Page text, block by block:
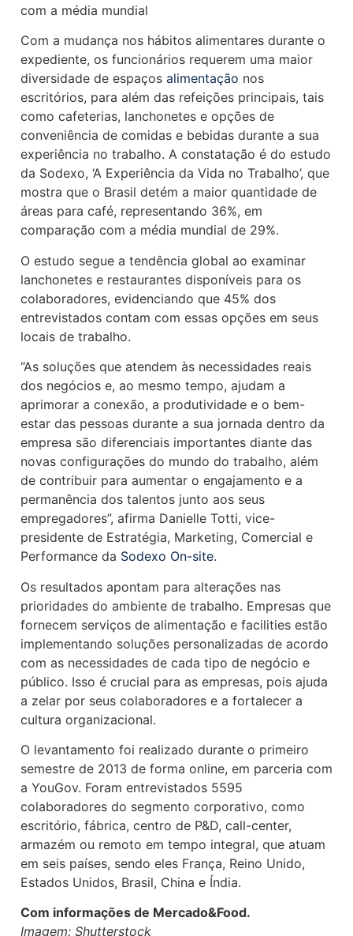
com a média mundial
Com a mudança nos hábitos alimentares durante o
expediente, os funcionários requerem uma maior
diversidade de espaços alimentação nos
escritórios, para além das refeições principais, tais
como cafeterias, lanchonetes e opções de
conveniência de comidas e bebidas durante a sua
experiência no trabalho. A constatação é do estudo
da Sodexo, ‘A Experiência da Vida no Trabalho’, que
mostra que o Brasil detém a maior quantidade de
áreas para café, representando 36%, em
comparação com a média mundial de 29%.
O estudo segue a tendência global ao examinar
lanchonetes e restaurantes disponíveis para os
colaboradores, evidenciando que 45% dos
entrevistados contam com essas opções em seus
locais de trabalho.
“As soluções que atendem às necessidades reais
dos negócios e, ao mesmo tempo, ajudam a
aprimorar a conexão, a produtividade e o bem-
estar das pessoas durante a sua jornada dentro da
empresa são diferenciais importantes diante das
novas configurações do mundo do trabalho, além
de contribuir para aumentar o engajamento e a
permanência dos talentos junto aos seus
empregadores”, afirma Danielle Totti, vice-
presidente de Estratégia, Marketing, Comercial e
Performance da Sodexo On-site.
Os resultados apontam para alterações nas
prioridades do ambiente de trabalho. Empresas que
fornecem serviços de alimentação e facilities estão
implementando soluções personalizadas de acordo
com as necessidades de cada tipo de negócio e
público. Isso é crucial para as empresas, pois ajuda
a zelar por seus colaboradores e a fortalecer a
cultura organizacional.
O levantamento foi realizado durante o primeiro
semestre de 2013 de forma online, em parceria com
a YouGov. Foram entrevistados 5595
colaboradores do segmento corporativo, como
escritório, fábrica, centro de P&D, call-center,
armazém ou remoto em tempo integral, que atuam
em seis países, sendo eles França, Reino Unido,
Estados Unidos, Brasil, China e Índia.
Com informações de Mercado&Food.
Imagem: Shutterstock